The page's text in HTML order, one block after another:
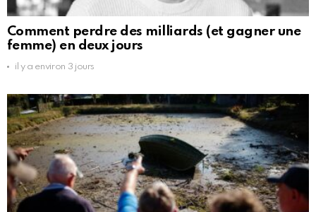
Comment perdre des milliards (et gagner une
femme) en deux jours
il y a environ 3 jours